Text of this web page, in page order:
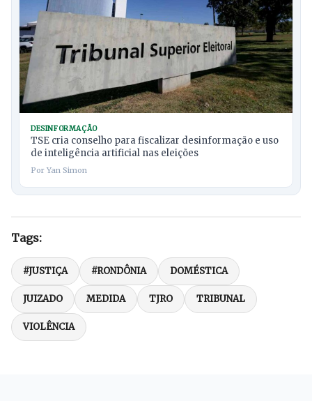
DESINFORMAÇÃO
TSE cria conselho para fiscalizar desinformação e uso
de inteligência artificial nas eleições
Por Yan Simon
Tags:
#JUSTIÇA #RONDÔNIA DOMÉSTICA
JUIZADO MEDIDA TJRO TRIBUNAL
VIOLÊNCIA